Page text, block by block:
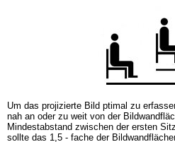
Um das projizierte Bild ptimal zu
nah an oder zu weit von der
Mindestabstand zwischen der ersten
sollte das 1,5 - fache der